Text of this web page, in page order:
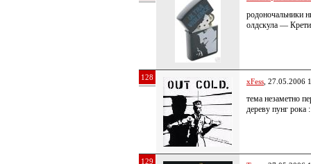
родоночальники
олдскула —
128 xFess , 27.05.2006
тема незаметно
дереву пунг рока
129